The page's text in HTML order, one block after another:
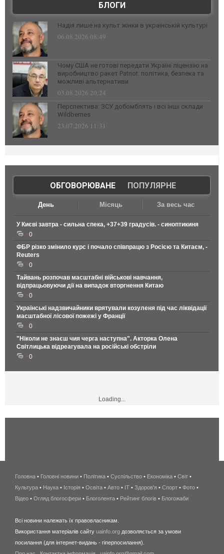
БЛОГИ
Надія лише на культ жінки в українській культурі
06.08.2026 08:49
Чому США не готові передати Україні ліцензію на
виробництво ракет Patriot: політика, безпека та
можливі альтернативи
03.08.2026 20:24
Перспектива: ЗСУ добомблять і всі інші склади
Wildberries
23.07.2026 11:31
ОБГОВОРЮВАНЕ| ПОПУЛЯРНЕ
День Місяць За весь час
У Києві завтра - сильна спека, +37+39 градусів. - синоптикиня
0
ФБР різко змінило курс і почало співпрацю з Росією та Китаєм, -
Reuters
0
Тайвань розпочав масштабні військові навчання,
відпрацьовуючи дії на випадок вторгнення Китаю
0
Українські надзвичайники врятували козуленя під час ліквідації
масштабної лісової пожежі у Франції
0
"Ніколи не знаєш чия черга наступна". Акторка Олена
Світлицька відреагувала на російські обстріли
0
Loading...
беспроводной
интернет
киев
wimax
Головна • Головні новини • Політика • Суспільство • Економіка • Світ •
Культура • Наука • Історія • Освіта • Авто • IT • Здоров'я • Спорт • Фото •
Відео • Огляд блогосфери • Блоголента • Рейтинг блогів • Блогожаби
Всі новини належать їх правовласникам.
Використання матеріалів сайту uainfo.org дозволяється за умови
посилання (для інтернет-видань - гіперпосилання).